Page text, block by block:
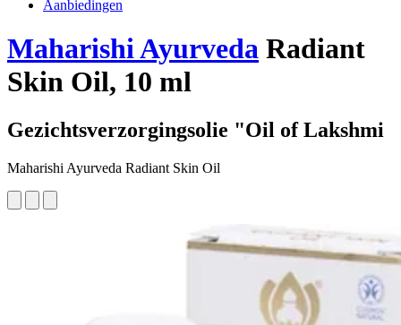
Aanbiedingen
Maharishi Ayurveda Radiant
Skin Oil, 10 ml
Gezichtsverzorgingsolie "Oil of Lakshmi
Maharishi Ayurveda Radiant Skin Oil